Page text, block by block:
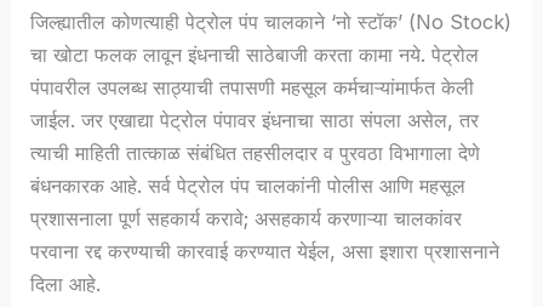
​जिल्ह्यातील कोणत्याही पेट्रोल पंप चालकाने ‘नो स्टॉक’ (No Stock)
चा खोटा फलक लावून इंधनाची साठेबाजी करता कामा नये. पेट्रोल
पंपावरील उपलब्ध साठ्याची तपासणी महसूल कर्मचाऱ्यांमार्फत केली
जाईल. जर एखाद्या पेट्रोल पंपावर इंधनाचा साठा संपला असेल, तर
त्याची माहिती तात्काळ संबंधित तहसीलदार व पुरवठा विभागाला देणे
बंधनकारक आहे. सर्व पेट्रोल पंप चालकांनी पोलीस आणि महसूल
प्रशासनाला पूर्ण सहकार्य करावे; असहकार्य करणाऱ्या चालकांवर
परवाना रद्द करण्याची कारवाई करण्यात येईल, असा इशारा प्रशासनाने
दिला आहे.